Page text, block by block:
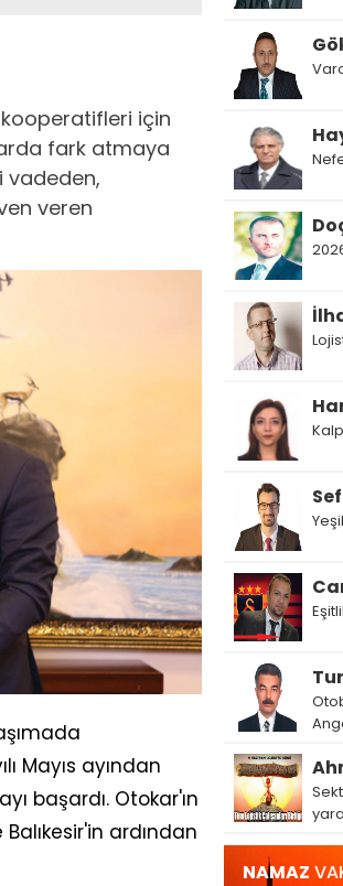
için
fark atmaya
vadeden,
veren
Mayıs ayından
başardı. Otokar'ın
ardından
Kalp
NAMAZ